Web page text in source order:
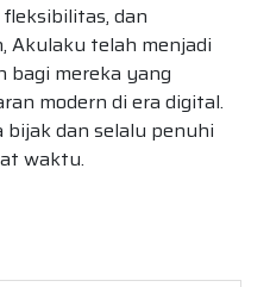
dan
Akulaku telah menjadi
bagi mereka yang
modern di era digital.
bijak dan selalu penuhi
waktu.